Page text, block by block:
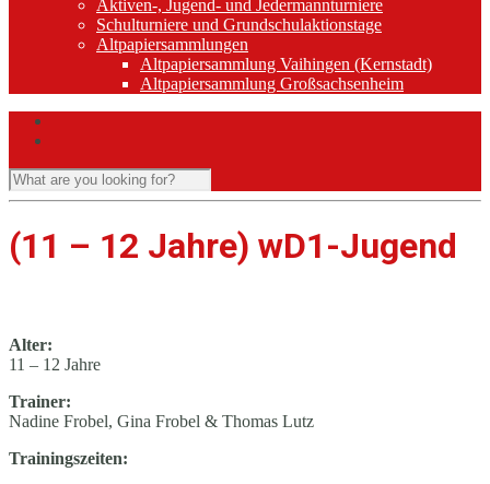
Aktiven-, Jugend- und Jedermannturniere
Schulturniere und Grundschulaktionstage
Altpapiersammlungen
Altpapiersammlung Vaihingen (Kernstadt)
Altpapiersammlung Großsachsenheim
(11 – 12 Jahre) wD1-Jugend
Alter:
11 – 12 Jahre
Trainer:
Nadine Frobel, Gina Frobel & Thomas Lutz
Trainingszeiten: